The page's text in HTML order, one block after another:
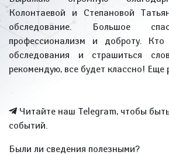
Колонтаевой и Степановой
обследование. Большое
профессионализм и доброту. Кто
обследования и страшиться
рекомендую, все будет классно! Еще
Читайте наш Telegram, чтобы
событий.
Были ли сведения полезными?